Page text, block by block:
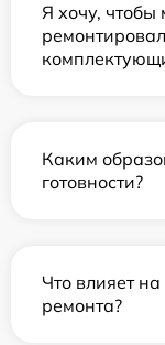
Я хочу, чтобы
Каким
готовности?
Что влияет
ремонта?